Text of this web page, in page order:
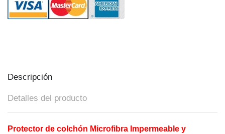
Descripción
Detalles del producto
Protector de colchón Microfibra Impermeable y